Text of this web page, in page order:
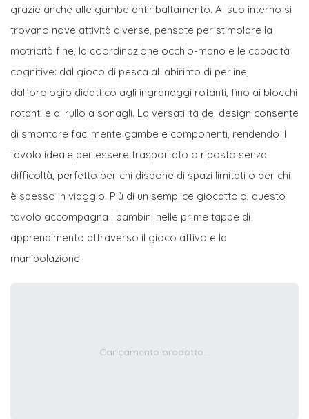
grazie anche alle gambe antiribaltamento. Al suo interno si
trovano nove attività diverse, pensate per stimolare la
motricità fine, la coordinazione occhio-mano e le capacità
cognitive: dal gioco di pesca al labirinto di perline,
dall’orologio didattico agli ingranaggi rotanti, fino ai blocchi
rotanti e al rullo a sonagli. La versatilità del design consente
di smontare facilmente gambe e componenti, rendendo il
tavolo ideale per essere trasportato o riposto senza
difficoltà, perfetto per chi dispone di spazi limitati o per chi
è spesso in viaggio. Più di un semplice giocattolo, questo
tavolo accompagna i bambini nelle prime tappe di
apprendimento attraverso il gioco attivo e la
manipolazione.
Caricamento prodotto...